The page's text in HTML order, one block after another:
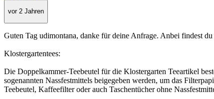
vor 2 Jahren
Guten Tag udimontana, danke für deine Anfrage. Anbei findest
Klostergartentees:
Die Doppelkammer-Teebeutel für die Klostergarten Teeartikel
sogenannten Nassfestmittels beigegeben werden, um das
Teebeutel, Kaffeefilter oder auch Taschentücher ohne